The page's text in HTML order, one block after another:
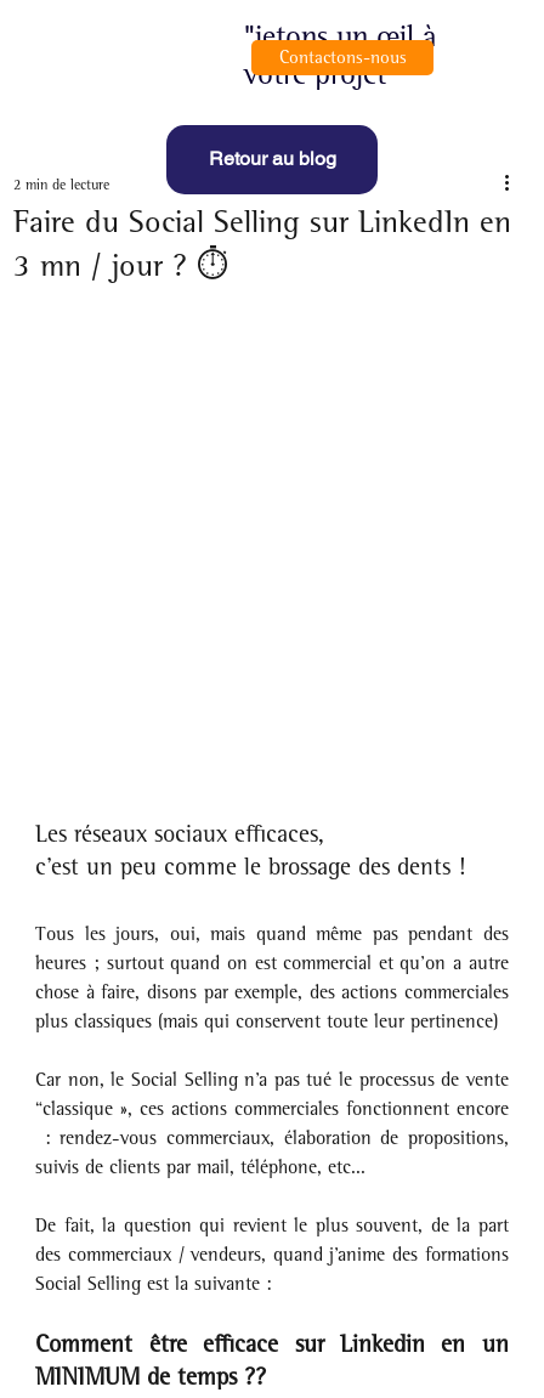
"jetons un œil à
votre projet"
Contactons-nous
Faire du Social Selling sur LinkedIn en
3 mn / jour ? ⏱
2 min de lecture
Les réseaux sociaux efficaces,
c’est un peu comme le brossage des dents !
Tous les jours, oui, mais quand même pas pendant des
heures ; surtout quand on est commercial et qu’on a autre
chose à faire, disons par exemple, des actions commerciales
plus classiques (mais qui conservent toute leur pertinence)
Car non, le Social Selling n’a pas tué le processus de vente
“classique », ces actions commerciales fonctionnent encore
: rendez-vous commerciaux, élaboration de propositions,
suivis de clients par mail, téléphone, etc...
De fait, la question qui revient le plus souvent, de la part
des commerciaux / vendeurs, quand j’anime des formations
Social Selling est la suivante :
Comment être efficace sur Linkedin en un
MINIMUM de temps ??
Retour au blog